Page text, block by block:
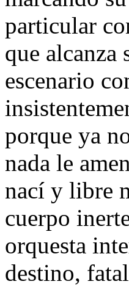
particular
que
escenario
porque ya
nada le
nací y libre
cuerpo
orquesta
destino,